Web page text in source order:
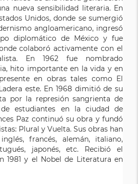
nueva sensibilidad literaria. En
Unidos, donde se sumergió
angloamericano, ingresó
diplomático de México y fue
colaboró activamente con el
En 1962 fue nombrado
hito importante en la vida y en
en obras tales como El
este. En 1968 dimitió de su
por la represión sangrienta de
estudiantes en la ciudad de
Paz continuó su obra y fundó
Plural y Vuelta. Sus obras han
francés, alemán, italiano,
japonés, etc. Recibió el
1981 y el Nobel de Literatura en